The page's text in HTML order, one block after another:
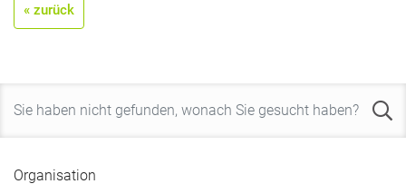
« zurück
Organisation